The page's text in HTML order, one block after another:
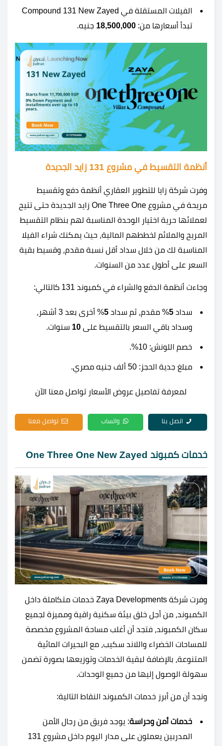
الفيلات المستقلة في Compound 131 New Zayed
تبدأ أسعارها من: 18,500,000 جنيه.
أنظمة التقسيط في مشروع 131 زايد الجديدة
وفرت شركة زايا للتطوير العقاري أنظمة دفع وتقسيط
مريحة في مشروع One Three One زايد الجديدة حتى تتيح
لعملائها حرية اختيار الوحدة المناسبة لهم بنظام التقسيط
المريح والملائم لخططهم المالية، حيث يمكنك شراء الفيلا
المناسبة لك من خلال سداد أقل نسبة مقدم، وقسيط بقية
السعر على أطول عدد من السنوات.
وجاءت أنظمة الدفع والشراء في كمبوند 131 كالتالي:
سداد 5% مقدم، ثم سداد 5
% أخرى بعد 3 أشهر،
وسداد باقي السعر بالتقسيط على 10 سنوات.
خصم اللونش: 10%.
مبلغ جدية الحجز: 50 ألف جنيه مصري.
لمعرفة تفاصيل عروض الأسعار تواصل معنا الآن
اتصل بنا واتساب تواصل معنا
خدمات كمبوند One Three One New Zayed
وفرت شركة Zaya Developments خدمات متكاملة داخل
الكمبوند، من أجل خلق بيئة سكنية راقية ومميزة لجميع
سكان الكمبوند، فتجد أن أغلب مساحة المشروع مخصصة
للمساحات الخضراء واللاند سكيب، مع البحيرات المائية
المتنوعة، بالإضافة لبقية الخدمات وتوزيعها بصورة تضمن
سهولة الوصول إليها من جميع الوحدات.
ونجد أن من أبرز خدمات الكمبوند النقاط التالية:
خدمات أمن وحراسة: يوجد فريق من رجال الأمن
المدربين يعملون على مدار اليوم داخل مشروع 131